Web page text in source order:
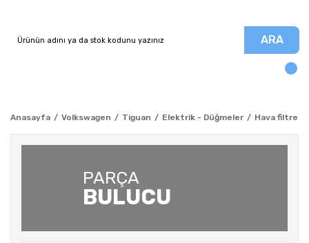
ARA
Anasayfa Volkswagen Tiguan Elektrik - Düğmeler Hava filtre
PARÇA
BULUCU